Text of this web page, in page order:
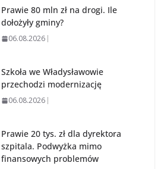
Prawie 80 mln zł na drogi. Ile
dołożyły gminy?
06.08.2026
Szkoła we Władysławowie
przechodzi modernizację
06.08.2026
Prawie 20 tys. zł dla dyrektora
szpitala. Podwyżka mimo
finansowych problemów